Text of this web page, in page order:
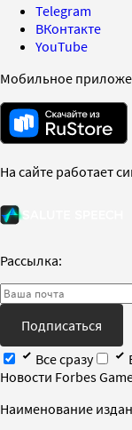
Telegram
ВКонтакте
YouTube
Мобильное
На сайте работает
Рассылка:
Подписаться
Все сразу
Новости Forbes
Наименование